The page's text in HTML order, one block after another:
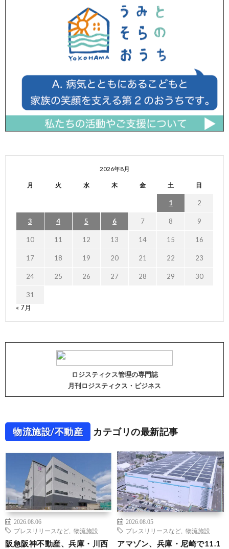
2026年8月
月 火 水 木 金 土 日
1 2
3 4 5 6 7 8 9
10 11 12 13 14 15 16
17 18 19 20 21 22 23
24 25 26 27 28 29 30
31
« 7月
ロジスティクス管理の専門誌
月刊ロジスティクス・ビジネス
物流施設/不動産 カテゴリの最新記事
2026.08.06
プレスリリースなど
物流施設
阪急阪神不動産、兵庫・川西
2026.08.05
プレスリリースなど
物流施設
アマゾン、兵庫・尼崎で11.1